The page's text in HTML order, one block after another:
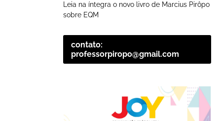
Leia na íntegra o novo livro de Marcius Pirôpo
sobre EQM
contato:
professorpiropo@gmail.com